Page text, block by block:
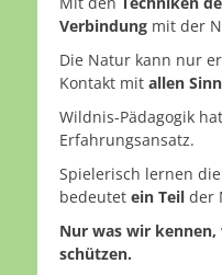
Verbindung mit der
Die Natur kann nur
Kontakt mit allen
Wildnis-Pädagogik
Erfahrungsansatz.
Spielerisch lernen
bedeutet ein Teil der
Nur was wir
schützen.